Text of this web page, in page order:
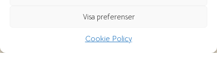
Visa preferenser
Cookie Policy